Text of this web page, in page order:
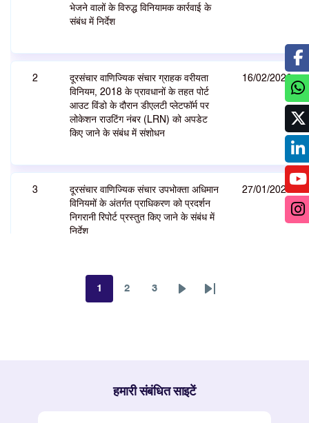
भेजने वालों के विरुद्ध विनियामक कार्रवाई के
संबंध में निर्देश
2
दूरसंचार वाणिज्यिक संचार ग्राहक वरीयता
विनियम, 2018 के प्रावधानों के तहत पोर्ट
आउट विंडो के दौरान डीएलटी प्लेटफॉर्म पर
लोकेशन राउटिंग नंबर (LRN) को अपडेट
किए जाने के संबंध में संशोधन
16/02/2026
3
दूरसंचार वाणिज्यिक संचार उपभोक्ता अधिमान
विनियमों के अंतर्गत प्राधिकरण को प्रदर्शन
निगरानी रिपोर्ट प्रस्तुत किए जाने के संबंध में
निर्देश
27/01/2026
आईआरडीएआई विनियमित संस्थाओं द्वारा
1600-श्रृंखला नंबरों को अनिवार्य रूप से
आरबीआई, सेबी और पीएफआरडीए विनियमित
संस्थाओं द्वारा 1600-श्रृंखला नंबरों को
1 2 3
अगला
Last
हमारी संबंधित साइटें